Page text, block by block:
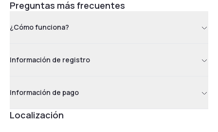
Preguntas más frecuentes
¿Cómo funciona?
Información de registro
Información de pago
Localización